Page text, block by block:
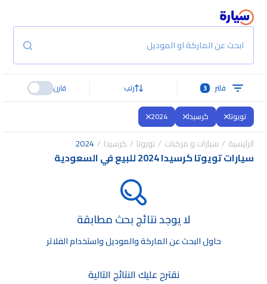
ابحث عن الماركة او الموديل
فلتر 3 رتب قارن
تويوتا كرسيدا 2024
الرئيسية سيارات و مركبات تويوتا كرسيدا 2024
سيارات تويوتا كرسيدا 2024 للبيع في السعودية
لا يوجد نتائج بحث مطابقة
حاول البحث عن الماركة والموديل واستخدام الفلاتر
نقترح عليك النتائج التالية